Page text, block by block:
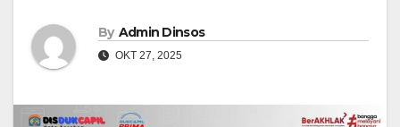
By Admin Dinsos
OKT 27, 2025